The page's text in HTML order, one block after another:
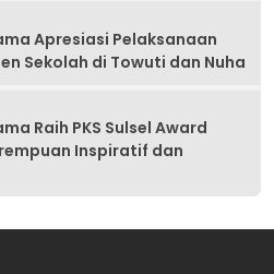
Apresiasi Pelaksanaan
Sekolah di Towuti dan Nuha
Raih PKS Sulsel Award
Inspiratif dan